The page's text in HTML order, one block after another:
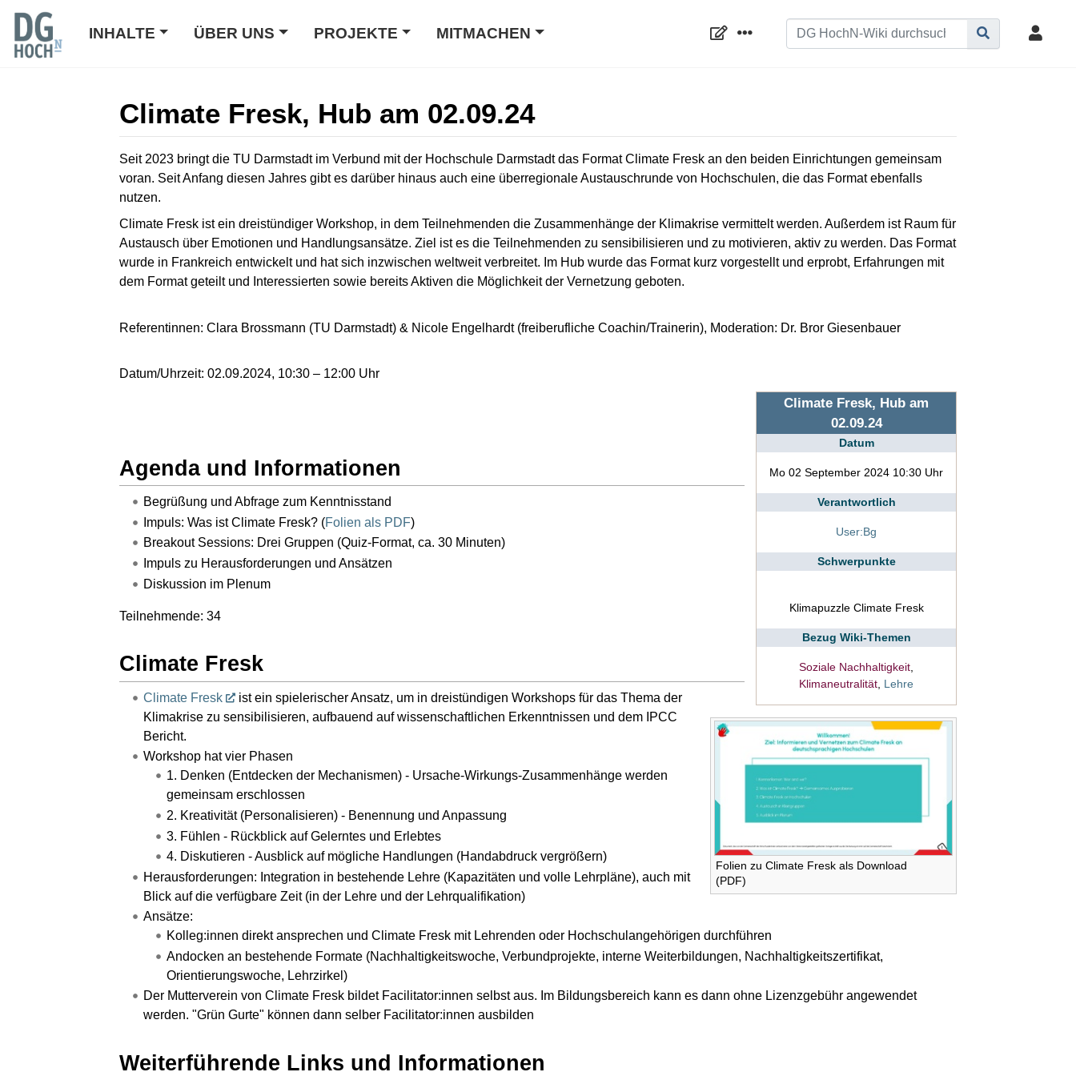
INHALTE ÜBER UNS PROJEKTE MITMACHEN
Climate Fresk, Hub am 02.09.24
Wechseln zu:Navigation,Suche
Seit 2023 bringt die TU Darmstadt im Verbund mit der Hochschule Darmstadt das Format Climate Fresk an den beiden Einrichtungen gemeinsam
voran. Seit Anfang diesen Jahres gibt es darüber hinaus auch eine überregionale Austauschrunde von Hochschulen, die das Format ebenfalls
nutzen.
Climate Fresk ist ein dreistündiger Workshop, in dem Teilnehmenden die Zusammenhänge der Klimakrise vermittelt werden. Außerdem ist Raum für
Austausch über Emotionen und Handlungsansätze. Ziel ist es die Teilnehmenden zu sensibilisieren und zu motivieren, aktiv zu werden. Das Format
wurde in Frankreich entwickelt und hat sich inzwischen weltweit verbreitet. Im Hub wurde das Format kurz vorgestellt und erprobt, Erfahrungen mit
dem Format geteilt und Interessierten sowie bereits Aktiven die Möglichkeit der Vernetzung geboten.
Referentinnen: Clara Brossmann (TU Darmstadt) & Nicole Engelhardt (freiberufliche Coachin/Trainerin), Moderation: Dr. Bror Giesenbauer
Datum/Uhrzeit: 02.09.2024, 10:30 – 12:00 Uhr
Climate Fresk, Hub am
02.09.24
Datum
Mo 02 September 2024 10:30 Uhr
Verantwortlich
User:Bg
Schwerpunkte
Klimapuzzle Climate Fresk
Bezug Wiki-Themen
Soziale Nachhaltigkeit
Klimaneutralität Lehre
Agenda und Informationen
Begrüßung und Abfrage zum Kenntnisstand
Impuls: Was ist Climate Fresk? (Folien als PDF)
Breakout Sessions: Drei Gruppen (Quiz-Format, ca. 30 Minuten)
Impuls zu Herausforderungen und Ansätzen
Diskussion im Plenum
Teilnehmende: 34
Climate Fresk
Folien zu Climate Fresk als Download
(PDF)
Climate Fresk
ist ein spielerischer Ansatz, um in dreistündigen Workshops für das Thema der
Klimakrise zu sensibilisieren, aufbauend auf wissenschaftlichen Erkenntnissen und dem IPCC
Bericht.
Workshop hat vier Phasen
1. Denken (Entdecken der Mechanismen) - Ursache-Wirkungs-Zusammenhänge werden
gemeinsam erschlossen
2. Kreativität (Personalisieren) - Benennung und Anpassung
3. Fühlen - Rückblick auf Gelerntes und Erlebtes
4. Diskutieren - Ausblick auf mögliche Handlungen (Handabdruck vergrößern)
Herausforderungen: Integration in bestehende Lehre (Kapazitäten und volle Lehrpläne), auch mit
Blick auf die verfügbare Zeit (in der Lehre und der Lehrqualifikation)
Ansätze:
Kolleg:innen direkt ansprechen und Climate Fresk mit Lehrenden oder Hochschulangehörigen durchführen
Andocken an bestehende Formate (Nachhaltigkeitswoche, Verbundprojekte, interne Weiterbildungen, Nachhaltigkeitszertifikat,
Orientierungswoche, Lehrzirkel)
Der Mutterverein von Climate Fresk bildet Facilitator:innen selbst aus. Im Bildungsbereich kann es dann ohne Lizenzgebühr angewendet
werden. "Grün Gurte" können dann selber Facilitator:innen ausbilden
Weiterführende Links und Informationen